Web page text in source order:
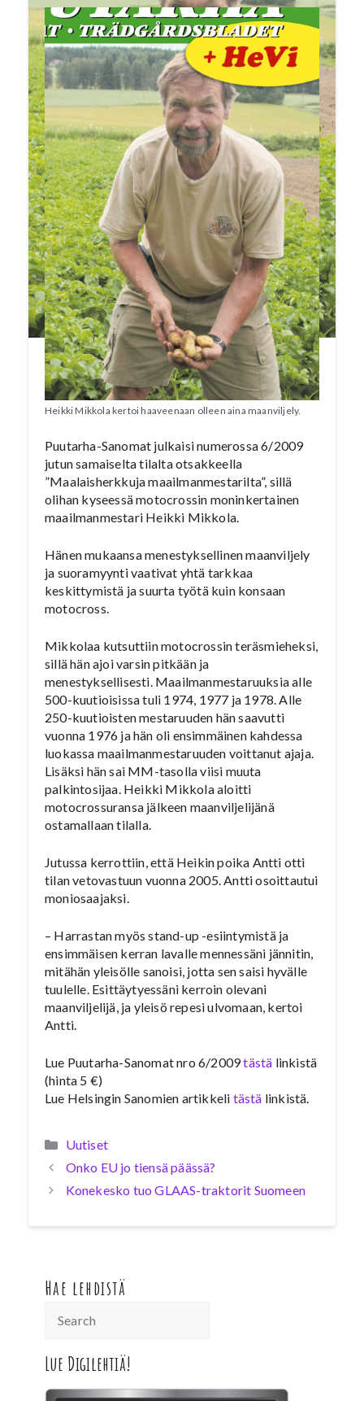
Heikki Mikkola kertoi haaveenaan olleen aina maanviljely.
Puutarha-Sanomat julkaisi numerossa 6/2009
jutun samaiselta tilalta otsakkeella
”Maalaisherkkuja maailmanmestarilta”, sillä
olihan kyseessä motocrossin moninkertainen
maailmanmestari Heikki Mikkola.
Hänen mukaansa menestyksellinen maanviljely
ja suoramyynti vaativat yhtä tarkkaa
keskittymistä ja suurta työtä kuin konsaan
motocross.
Mikkolaa kutsuttiin motocrossin teräsmieheksi,
sillä hän ajoi varsin pitkään ja
menestyksellisesti. Maailmanmestaruuksia alle
500-kuutioisissa tuli 1974, 1977 ja 1978. Alle
250-kuutioisten mestaruuden hän saavutti
vuonna 1976 ja hän oli ensimmäinen kahdessa
luokassa maailmanmestaruuden voittanut ajaja.
Lisäksi hän sai MM-tasolla viisi muuta
palkintosijaa. Heikki Mikkola aloitti
motocrossuransa jälkeen maanviljelijänä
ostamallaan tilalla.
Jutussa kerrottiin, että Heikin poika Antti otti
tilan vetovastuun vuonna 2005. Antti osoittautui
moniosaajaksi.
– Harrastan myös stand-up -esiintymistä ja
ensimmäisen kerran lavalle mennessäni jännitin,
mitähän yleisölle sanoisi, jotta sen saisi hyvälle
tuulelle. Esittäytyessäni kerroin olevani
maanviljelijä, ja yleisö repesi ulvomaan, kertoi
Antti.
Lue Puutarha-Sanomat nro 6/2009tästä linkistä
(hinta 5 €)
Lue Helsingin Sanomien artikkeli tästä linkistä.
Kategoriat
Uutiset
Onko EU jo tiensä päässä?
Konekesko tuo GLAAS-traktorit Suomeen
Hae lehdistä
Lue Digilehtiä!